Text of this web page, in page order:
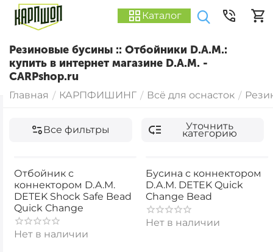
Каталог
Резиновые бусины :: Отбойники D.A.M.:
купить в интернет магазине D.A.M. -
CARPshop.ru
Главная / КАРПФИШИНГ / Всё для оснасток /
Все фильтры Уточнить
категорию
Отбойник с
коннектором D.A.M.
DETEK Shock Safe Bead
Quick Change
Нет в наличии
Бусина с коннектором
D.A.M. DETEK Quick
Change Bead
Нет в наличии